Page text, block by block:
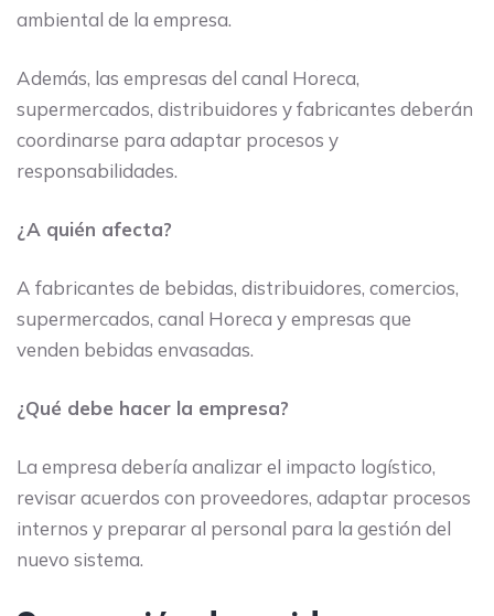
ambiental de la empresa.
Además, las empresas del canal Horeca,
supermercados, distribuidores y fabricantes deberán
coordinarse para adaptar procesos y
responsabilidades.
¿A quién afecta?
A fabricantes de bebidas, distribuidores, comercios,
supermercados, canal Horeca y empresas que
venden bebidas envasadas.
¿Qué debe hacer la empresa?
La empresa debería analizar el impacto logístico,
revisar acuerdos con proveedores, adaptar procesos
internos y preparar al personal para la gestión del
nuevo sistema.